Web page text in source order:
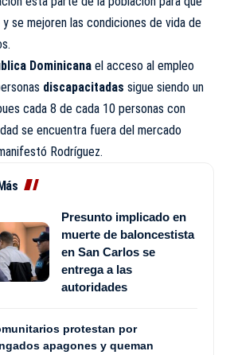
se mejoren las condiciones de vida de
Dominicana el acceso al empleo
discapacitadas sigue siendo un
cada 8 de cada 10 personas con
se encuentra fuera del mercado
Rodríguez.
Presunto implicado en
muerte de baloncestista
en San Carlos se
entrega a las
autoridades
protestan por
apagones y queman